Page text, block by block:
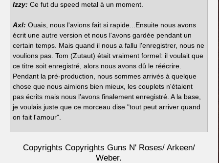
Izzy:Ce fut du speed metal à un moment.
Axl:Ouais, nous l'avions fait si rapide...Ensuite nous avons
écrit une autre version et nous l'avons gardée pendant un
certain temps. Mais quand il nous a fallu l'enregistrer, nous ne
voulions pas. Tom (Zutaut) était vraiment formel: il voulait que
ce titre soit enregistré, alors nous avons dû le réécrire.
Pendant la pré-production, nous sommes arrivés à quelque
chose que nous aimions bien mieux, les couplets n'étaient
pas écrits mais nous l'avons finalement enregistré. A la base,
je voulais juste que ce morceau dise "tout peut arriver quand
on fait l'amour".
Copyrights Copyrights Guns N' Roses/ Arkeen/
Weber.